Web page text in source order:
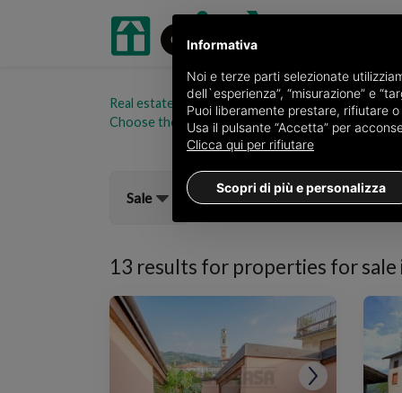
Real estate portal oikia.it Properties for sale in
Choose the area
Sale
13 results for properties for sale
Informativa
Noi e terze parti selezionate
dell`esperienza”, “misurazione” e
Puoi liberamente prestare, rifiutare
Usa il pulsante “Accetta” per
Clicca qui per rifiutare
Scopri di più e personalizza